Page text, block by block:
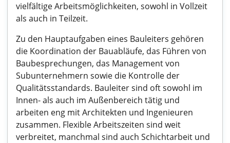
vielfältige Arbeitsmöglichkeiten, sowohl in Vollzeit
als auch in Teilzeit.
Zu den Hauptaufgaben eines Bauleiters gehören
die Koordination der Bauabläufe, das Führen von
Baubesprechungen, das Management von
Subunternehmern sowie die Kontrolle der
Qualitätsstandards. Bauleiter sind oft sowohl im
Innen- als auch im Außenbereich tätig und
arbeiten eng mit Architekten und Ingenieuren
zusammen. Flexible Arbeitszeiten sind weit
verbreitet, manchmal sind auch Schichtarbeit und